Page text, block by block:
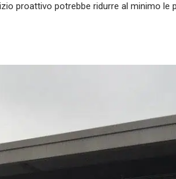
proattivo potrebbe ridurre al minimo le